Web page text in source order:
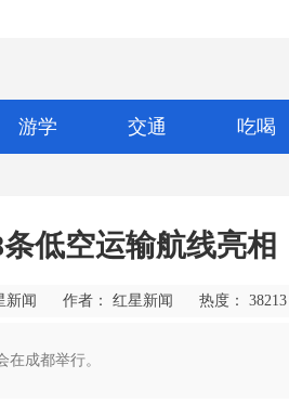
游学 交通 吃喝
低空运输航线亮相
新闻 作者： 红星新闻 热度： 38213
成都举行。